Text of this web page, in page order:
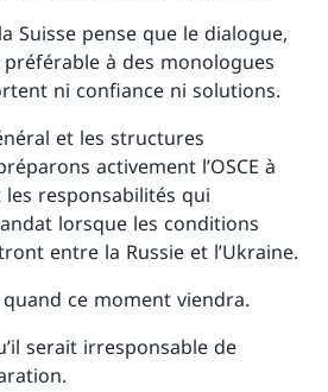
Suisse pense que le dialogue,
à des monologues
ni confiance ni solutions.
et les structures
activement l’OSCE à
responsabilités qui
lorsque les conditions
entre la Russie et l’Ukraine.
ce moment viendra.
serait irresponsable de